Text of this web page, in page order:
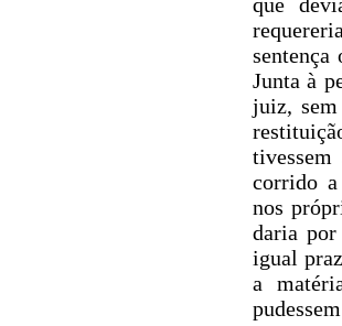
sentença
Junta à
juiz,
corrido
nos
daria por
igual
a